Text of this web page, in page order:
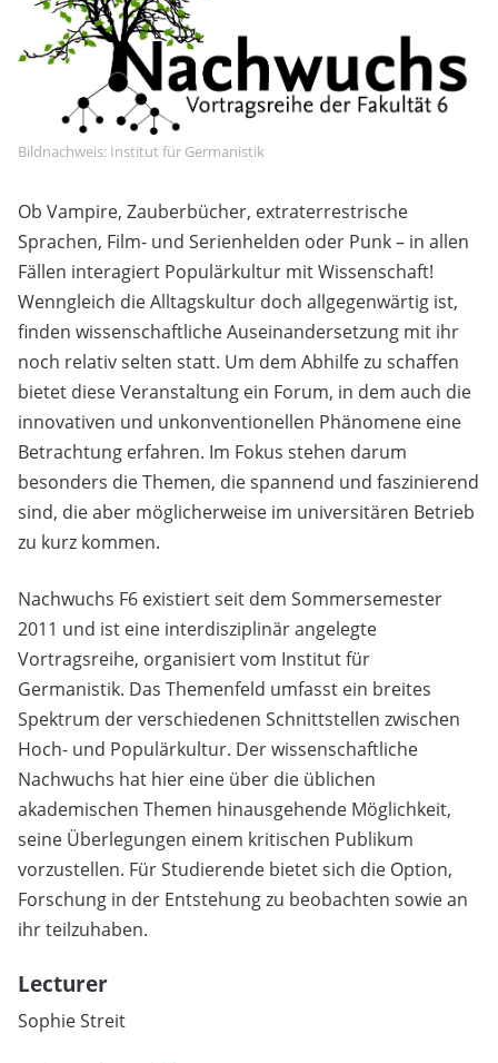
Bildnachweis: Institut für Germanistik
Ob Vampire, Zauberbücher, extraterrestrische
Sprachen, Film- und Serienhelden oder Punk – in allen
Fällen interagiert Populärkultur mit Wissenschaft!
Wenngleich die Alltagskultur doch allgegenwärtig ist,
finden wissenschaftliche Auseinandersetzung mit ihr
noch relativ selten statt. Um dem Abhilfe zu schaffen
bietet diese Veranstaltung ein Forum, in dem auch die
innovativen und unkonventionellen Phänomene eine
Betrachtung erfahren. Im Fokus stehen darum
besonders die Themen, die spannend und faszinierend
sind, die aber möglicherweise im universitären Betrieb
zu kurz kommen.
Nachwuchs F6 existiert seit dem Sommersemester
2011 und ist eine interdisziplinär angelegte
Vortragsreihe, organisiert vom Institut für
Germanistik. Das Themenfeld umfasst ein breites
Spektrum der verschiedenen Schnittstellen zwischen
Hoch- und Populärkultur. Der wissenschaftliche
Nachwuchs hat hier eine über die üblichen
akademischen Themen hinausgehende Möglichkeit,
seine Überlegungen einem kritischen Publikum
vorzustellen. Für Studierende bietet sich die Option,
Forschung in der Entstehung zu beobachten sowie an
ihr teilzuhaben.
Lecturer
Sophie Streit